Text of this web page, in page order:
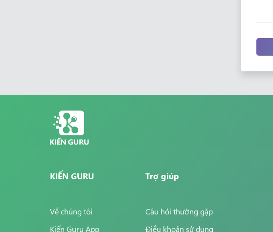
KIẾN GURU
Về chúng tôi
Kiến Guru App
Trợ giúp
Câu hỏi thường gặp
Điều khoản sử dụng